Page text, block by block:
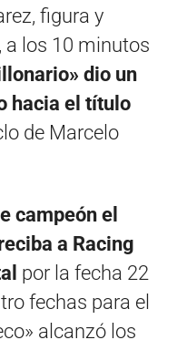
figura y
a los 10 minutos
dio un
hacia el título
de Marcelo
campeón el
a Racing
por la fecha 22
fechas para el
alcanzó los